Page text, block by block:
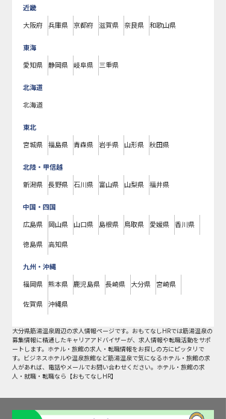
近畿
大阪府 兵庫県 京都府 滋賀県 奈良県 和歌山県
東海
愛知県 静岡県 岐阜県 三重県
北海道
北海道
東北
宮城県 福島県 青森県 岩手県 山形県 秋田県
北陸・甲信越
新潟県 長野県 石川県 富山県 山梨県 福井県
中国・四国
広島県 岡山県 山口県 島根県 鳥取県 愛媛県 香川県
徳島県 高知県
九州・沖縄
福岡県 熊本県 鹿児島県 長崎県 大分県 宮崎県
佐賀県 沖縄県
大分県筋湯温泉周辺の求人情報ページです。おもてなしHRでは筋湯温泉の
募集情報に精通したキャリアアドバイザーが、求人情報や転職活動をサポ
ートします。ホテル・旅館の求人・転職情報をお探しの方にピッタリで
す。ビジネスホテルや温泉旅館など筋湯温泉で気になるホテル・旅館の求
人があれば、電話やメールでお問い合わせください。ホテル・旅館の求
人・就職・転職なら【おもてなしHR】